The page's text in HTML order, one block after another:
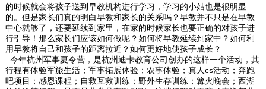
的时候就会将孩子送到早教机构进行学习，学习的小姑也是很明显
的。但是家长们真的明白早教和家长的关系吗？早教并不只是在早教
中心就够了，还要延续到家里，在家的时候家长也要正确的对孩子进
行引导！那么家长们应该如何做呢？如何将早教延续到家中？如何利
用早教将自己和孩子的距离拉近？如何更好地使孩子成长？
今年杭州军事夏令营，是杭州迪卡教育公司创办的这样一个活动，其
行程有体验军旅生活；军事拓展体验；农事体验；真人cs活动；奔跑
吧项目；感恩课程；自救互救训练；野外生存训练；篝火晚会；西湖